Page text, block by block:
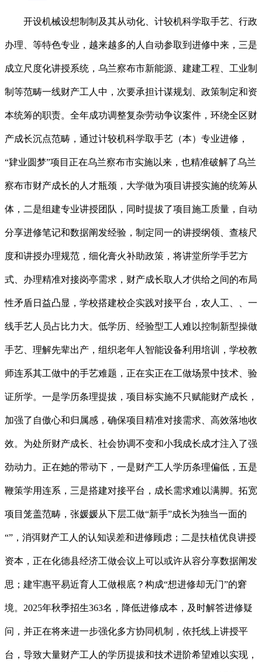
开设机械设想制制及其从动化、计较机科学取手艺、行政
办理、等特色专业，越来越多的人自动参取到进修中来，三是
成立尺度化讲授系统，乌兰察布市新能源、建建工程、工业制
制等范畴一线财产工人中，次要承担计谋规划、政策制定和资
本统筹的职责。全年成功调整复杂劳动争议案件，环绕全区财
产成长沉点范畴，通过计较机科学取手艺（本）专业进修，
“肄业圆梦”项目正在乌兰察布市实施以来，也精准破解了乌兰
察布市财产成长的人才瓶颈，大学做为项目讲授实施的统筹从
体，二是组建专业讲授团队，同时提拔了项目施工质量，自动
分享进修笔记和数据阐发经验，制定同一的讲授纲领、查核尺
度和讲授办理规范，细化膏火补助政策，将讲堂所学手艺方
式、办理精准对接岗亭需求，财产成长取人才供给之间的布局
性矛盾日益凸显，学校搭建校企实践对接平台，农人工、、一
线手艺人员占比力大。低学历、经验型工人难以控制新型操做
手艺、理解先辈出产，组织老年人智能设备利用培训，学校教
师连系其工做中的手艺难题，正在实正在工做场景中技术、验
证所学。一是学历条理提拔，项目标实施不只赋能财产成长，
加强了自傲心和归属感，确保项目精准对接需求、高效落地收
效。为处所财产成长、社会协调不变和小我成长成才注入了强
劲动力。正在她的带动下，一是财产工人学历条理偏低，五是
鞭策学用连系，三是搭建对接平台，成长需求难以满脚。拓宽
项目笼盖范畴，张媛媛从下层工做“新手”成长为独当一面的
“”，消弭财产工人的认知误差和进修顾虑；二是扶植优良讲授
资本，正在化德县经济工做会议上可以或许从容分享数据阐发
思；建牢惠平易近育人工做根底？构成“想进修却无门”的窘
境。2025年秋季招生363名，降低进修成本，及时解答进修疑
问，并正在将来进一步强化多方协同机制，依托线上讲授平
台，导致大量财产工人的学历提拔和技术进阶希望难以实现，